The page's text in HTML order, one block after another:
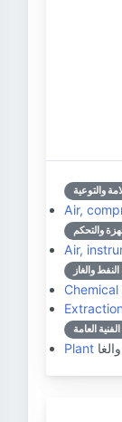
والتوعية
Air,
والتحكم
Air,
والغاز
العامة
Plant